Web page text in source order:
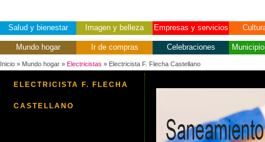
Salud y bienestar Imagen y belleza Empresas y servicios
Mundo hogar Ir de compras Celebraciones
Inicio » Mundo hogar » Electricistas » Electricista F. Flecha Castellano
ELECTRICISTA F. FLECHA
CASTELLANO